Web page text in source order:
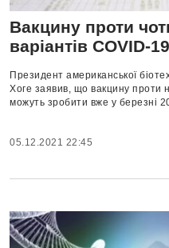
Вакцину проти
варіантів COVID-
Президент американської
Хоге заявив, що вакцину проти
можуть зробити вже у березні
05.12.2021 22:45